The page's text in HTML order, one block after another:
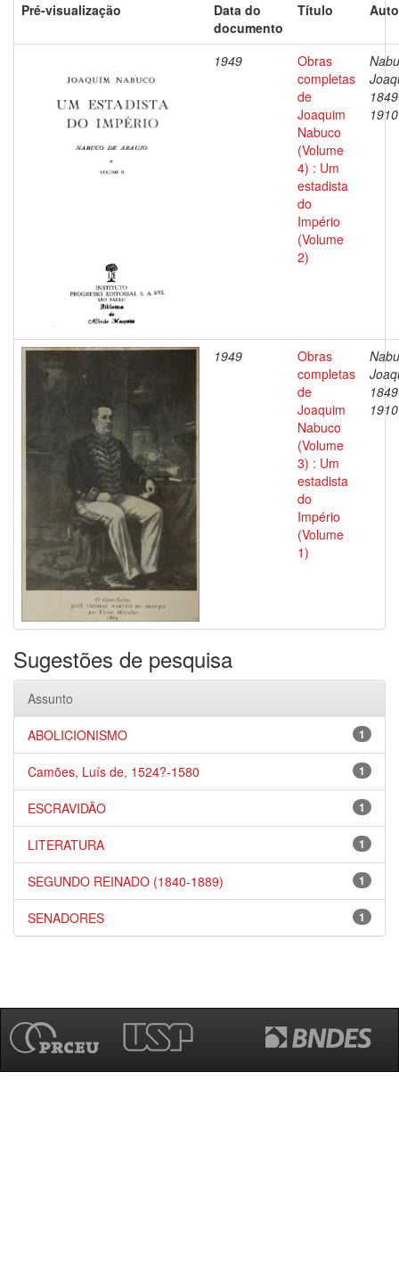
Pré-visualização
Data do
documento
Título
1949
Obras
completas
de
Joaquim
Nabuco
(Volume
4) : Um
estadista
do
Império
(Volume
2)
1910
1949
Obras
completas
de
Joaquim
Nabuco
(Volume
3) : Um
estadista
do
Império
(Volume
1)
1910
Sugestões de pesquisa
Assunto
1
ABOLICIONISMO
1
Camões, Luís de, 1524?-1580
1
ESCRAVIDÃO
1
LITERATURA
1
SEGUNDO REINADO (1840-1889)
1
SENADORES